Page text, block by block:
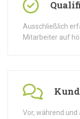
Ausschließlich
Mitarbeiter auf
Vor, während